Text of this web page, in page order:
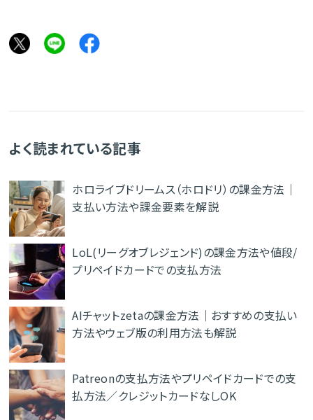
よく読まれている記事
ホロライブドリームス（ホロドリ）の課金方法｜
支払い方法や課金要素を解説
LoL(リーグオブレジェンド)の課金方法や値段/
プリペイドカードでの支払方法
AIチャットzetaの課金方法｜おすすめの支払い
方法やウェブ版の利用方法も解説
Patreonの支払方法やプリペイドカードでの支
払方法／クレジットカードなしOK